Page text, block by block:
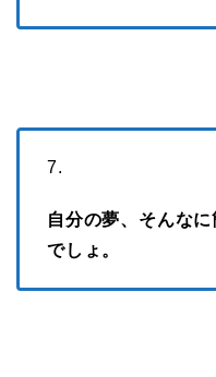
7.
自分の夢、そんな
でしょ。